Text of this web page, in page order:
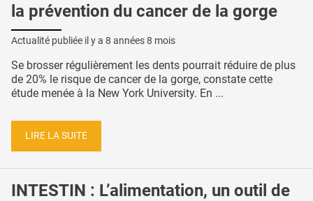
la prévention du cancer de la gorge
Actualité publiée il y a 8 années 8 mois
Se brosser régulièrement les dents pourrait réduire de plus
de 20% le risque de cancer de la gorge, constate cette
étude menée à la New York University. En ...
LIRE LA SUITE
INTESTIN : L’alimentation, un outil de